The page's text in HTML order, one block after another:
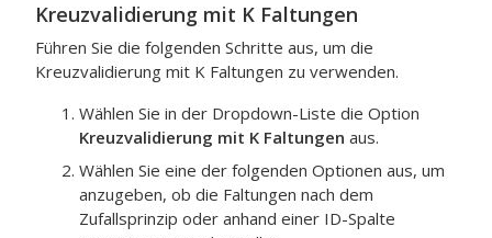
Kreuzvalidierung mit K Faltungen
Führen Sie die folgenden Schritte aus, um die
Kreuzvalidierung mit K Faltungen zu verwenden.
Wählen Sie in der Dropdown-Liste die Option
Kreuzvalidierung mit K Faltungen aus.
Wählen Sie eine der folgenden Optionen aus, um
anzugeben, ob die Faltungen nach dem
Zufallsprinzip oder anhand einer ID-Spalte